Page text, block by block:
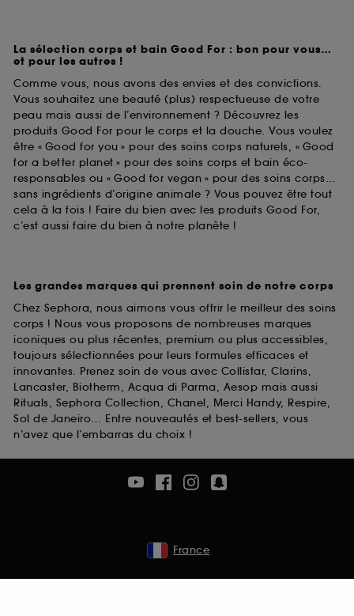
La sélection corps et bain Good For : bon pour vous…
et pour les autres !
Comme vous, nous avons des envies et des convictions.
Vous souhaitez une beauté (plus) respectueuse de votre
peau mais aussi de l’environnement ? Découvrez les
produits Good For pour le corps et la douche. Vous voulez
être « Good for you » pour des soins corps naturels, « Good
for a better planet » pour des soins corps et bain éco-
responsables ou « Good for vegan » pour des soins corps…
sans ingrédients d’origine animale ? Vous pouvez être tout
cela à la fois ! Faire du bien avec les produits Good For,
c’est aussi faire du bien à notre planète !
Les grandes marques qui prennent soin de notre corps
Chez Sephora, nous aimons vous offrir le meilleur des soins
corps ! Nous vous proposons de nombreuses marques
iconiques ou plus récentes, premium ou plus accessibles,
toujours sélectionnées pour leurs formules efficaces et
innovantes. Prenez soin de vous avec Collistar, Clarins,
Lancaster, Biotherm, Acqua di Parma, Aesop mais aussi
Rituals, Sephora Collection, Chanel, Merci Handy, Respire,
Sol de Janeiro… Entre nouveautés et best-sellers, vous
n’avez que l’embarras du choix !
France